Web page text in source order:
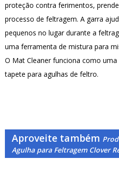
proteção contra ferimentos,
processo de feltragem. A garra
pequenos no lugar durante a
uma ferramenta de mistura para
O Mat Cleaner funciona como
tapete para agulhas de feltro.
Aproveite também
Agulha para Feltragem Clover